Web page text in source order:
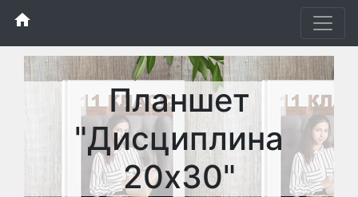
home
Планшет
"Дисциплина
20х30"